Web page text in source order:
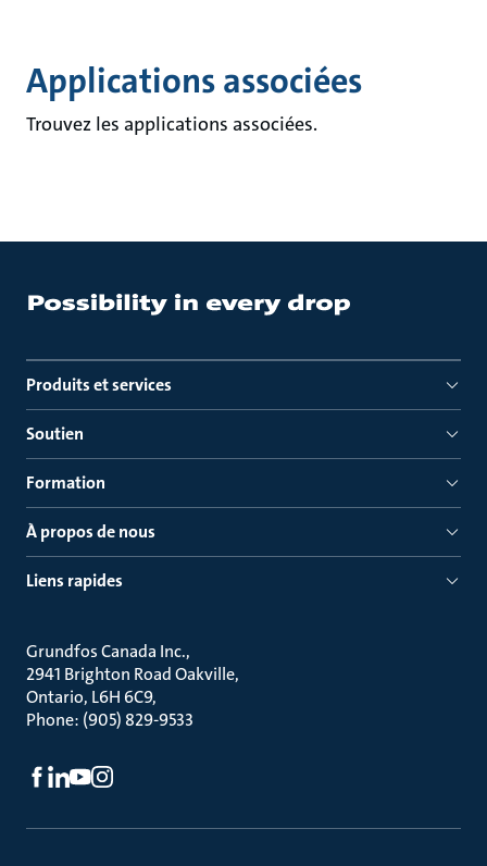
Applications associées
Trouvez les applications associées.
Produits et services
Soutien
Formation
À propos de nous
Liens rapides
Grundfos Canada Inc.
2941 Brighton Road Oakville
Ontario, L6H 6C9
Phone: (905) 829-9533